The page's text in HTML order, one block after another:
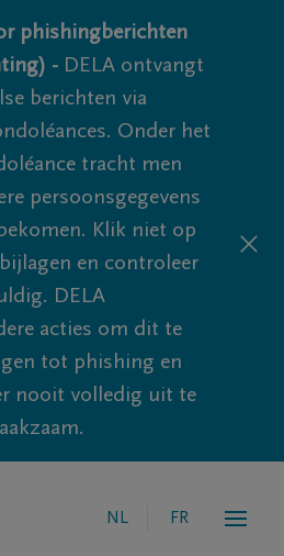
phishingberichten
- DELA ontvangt
berichten via
Onder het
tracht men
persoonsgegevens
Klik niet op
en controleer
DELA
acties om dit te
tot phishing en
nooit volledig uit te
NL FR